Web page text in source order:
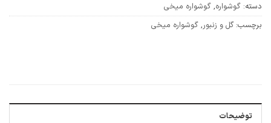
دسته: گوشواره, گوشواره میخی
برچسب:گل و زنبور, گوشواره میخی
توضیحات